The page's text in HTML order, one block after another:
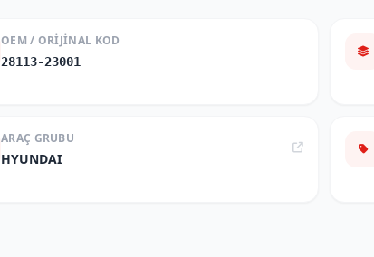
OEM / ORIJINAL KOD
28113-23001
ARAÇ GRUBU
HYUNDAI